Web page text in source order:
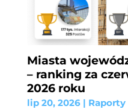
Miasta
– ranking za
2026 roku
lip 20, 2026| Raporty